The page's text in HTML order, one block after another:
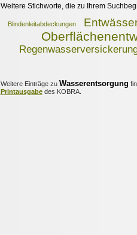
Weitere Stichworte, die zu Ihrem
Blindenleitabdeckungen
Weitere Einträge zu Wasserentsorgung
Printausgabedes KOBRA.